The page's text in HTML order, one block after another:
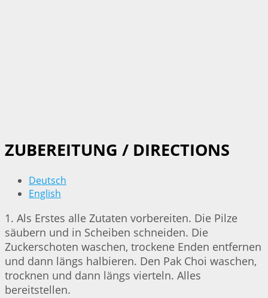
ZUBEREITUNG / DIRECTIONS
Deutsch
English
1. Als Erstes alle Zutaten vorbereiten. Die Pilze
säubern und in Scheiben schneiden. Die
Zuckerschoten waschen, trockene Enden entfernen
und dann längs halbieren. Den Pak Choi waschen,
trocknen und dann längs vierteln. Alles
bereitstellen.